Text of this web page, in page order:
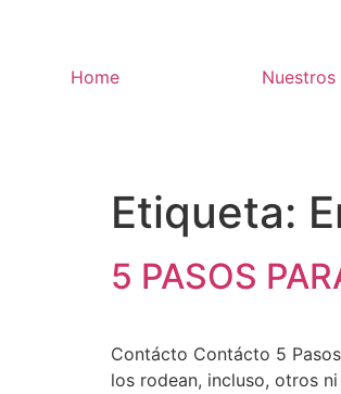
Home
Etiqueta:
5 PASOS
Contácto Contácto 5
los rodean, incluso, otros